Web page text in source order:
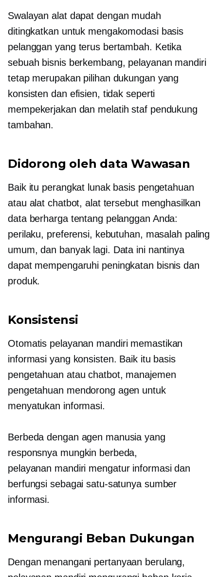
Swalayan alat dapat dengan mudah
ditingkatkan untuk mengakomodasi basis
pelanggan yang terus bertambah. Ketika
sebuah bisnis berkembang, pelayanan mandiri
tetap merupakan pilihan dukungan yang
konsisten dan efisien, tidak seperti
mempekerjakan dan melatih staf pendukung
tambahan.
Didorong oleh data Wawasan
Baik itu perangkat lunak basis pengetahuan
atau alat chatbot, alat tersebut menghasilkan
data berharga tentang pelanggan Anda:
perilaku, preferensi, kebutuhan, masalah paling
umum, dan banyak lagi. Data ini nantinya
dapat mempengaruhi peningkatan bisnis dan
produk.
Konsistensi
Otomatis pelayanan mandirimemastikan
informasi yang konsisten. Baik itu basis
pengetahuan atau chatbot, manajemen
pengetahuan mendorong agen untuk
menyatukan informasi.
Berbeda dengan agen manusia yang
responsnya mungkin berbeda,
pelayanan mandiri mengatur informasi dan
berfungsi sebagai satu-satunya sumber
informasi.
Mengurangi Beban Dukungan
Dengan menangani pertanyaan berulang,